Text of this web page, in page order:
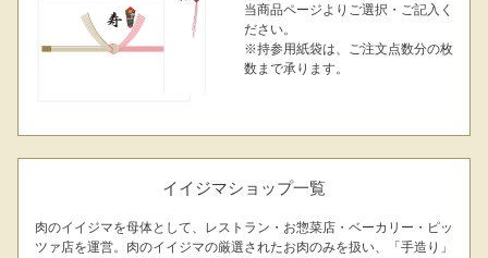
当商品ページよりご選択・ご記入く
ださい。
※持参用紙袋は、ご注文点数分の枚
数まで承ります。
イイジマショップ一覧
肉のイイジマを母体として、レストラン・お惣菜店・ベーカリー・ピッ
ツァ店を運営。肉のイイジマの厳選されたお肉のみを扱い、「手造り」